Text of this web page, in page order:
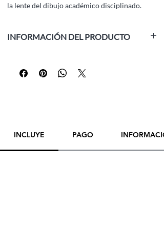
la lente del dibujo académico disciplinado.
INFORMACIÓN DEL PRODUCTO
37.8 x 29 cm (14.8 x 11.4 pulgadas)
Año:2022
AL ARTISTA
PARA REALIZAR UNA COMPRA!
INCLUYE PAGO